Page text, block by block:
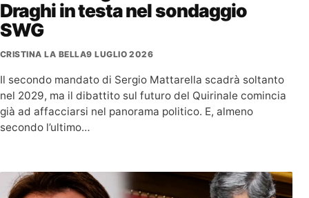
Draghi in testa nel sondaggio
SWG
CRISTINA LA BELLA9 LUGLIO 2026
Il secondo mandato di Sergio Mattarella scadrà soltanto
nel 2029, ma il dibattito sul futuro del Quirinale comincia
già ad affacciarsi nel panorama politico. E, almeno
secondo l’ultimo…